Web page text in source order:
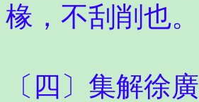
椽，不刮削也。
〔四〕集解徐